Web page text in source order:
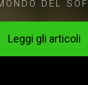
DEL
Leggi gli articoli